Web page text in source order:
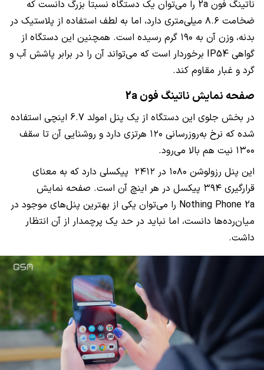
ناتینگ فون 2a را می‌توان یک دستگاه نسبتا بزرگ دانست که
ضخامت ۸.۶ میلی‌متری دارد، اما به لطف استفاده از پلاستیک در
بدنه، وزن آن به ۱۹۰ گرم رسیده است. همچنین این دستگاه از
گواهی IP54 برخوردار است که می‌تواند آن را در برابر پاشش آب و
گرد و غبار مقاوم کند.
صفحه نمایش ناتینگ فون 2a
در بخش جلوی این دستگاه از یک پنل امولد 6.7 اینچی استفاده
شده که نرخ به‌روزرسانی ۱۲۰ هرتزی دارد و روشنایی آن تا سقف
۱۳۰۰ نیت هم بالا می‌رود.
این پنل رزولوشن ۱۰۸۰ در ۲۴۱۲ پیکسلی دارد که به معنای
قرارگیری ۳۹۴ پیکسل در هر اینچ آن است. صفحه نمایش
Nothing Phone 2a را می‌توان یکی از بهترین پنل‌های موجود در
میان‌رده‌ها دانست، اما نباید در حد یک پرچمدار از آن انتظار
داشت.